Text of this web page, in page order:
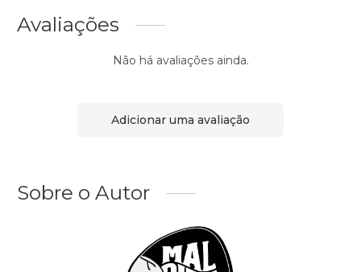
Avaliações
Não há avaliações ainda.
Adicionar uma avaliação
Sobre o Autor